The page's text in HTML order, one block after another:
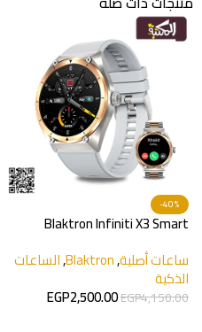
-40%
Blaktron Infiniti X3 Smart
ساعات أصلية,
Blaktron
,الساعات
الذكية
EGP4,150.00
EGP2,500.00